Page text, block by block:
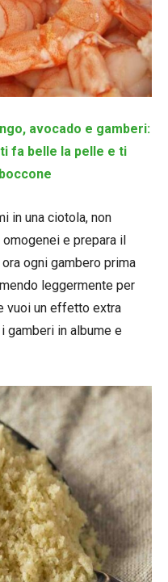
avocado e gamberi:
fa belle la pelle e ti
in una ciotola, non
e prepara il
ogni gambero prima
leggermente per
vuoi un effetto extra
gamberi in albume e